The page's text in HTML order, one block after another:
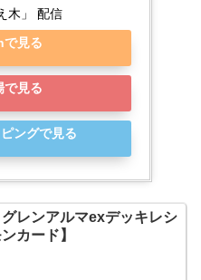
木」 配信
見る
で見る
ングで見る
グレンアルマexデッキレシ
カード】